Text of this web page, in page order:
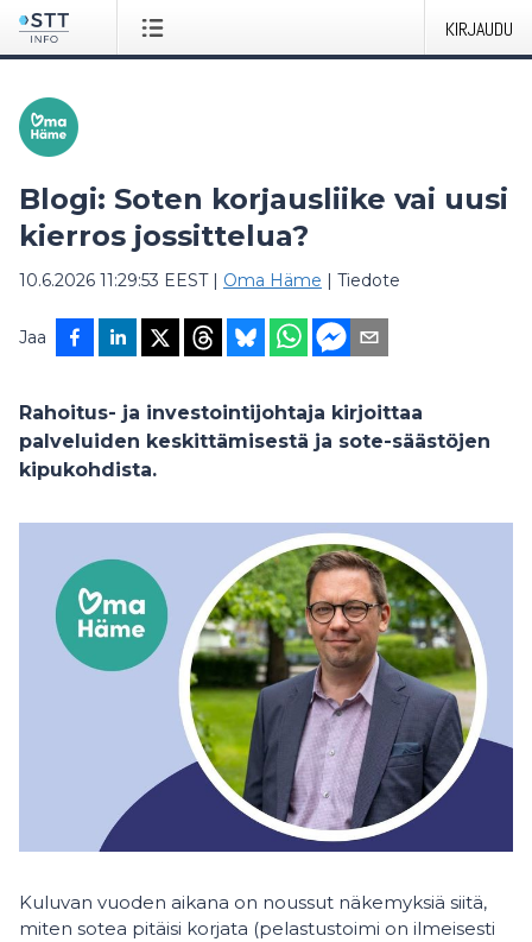
KIRJAUDU
Blogi: Soten korjausliike vai uusi
kierros jossittelua?
10.6.2026 11:29:53 EEST| Oma Häme | Tiedote
Jaa
Rahoitus- ja investointijohtaja kirjoittaa
palveluiden keskittämisestä ja sote-säästöjen
kipukohdista.
Kuluvan vuoden aikana on noussut näkemyksiä siitä,
miten sotea pitäisi korjata (pelastustoimi on ilmeisesti